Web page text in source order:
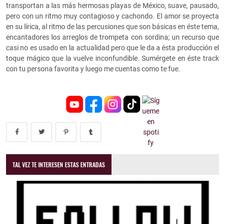
transportan a las más hermosas playas de México, suave, pausado,
pero con un ritmo muy contagioso y cachondo. El amor se proyecta
en su lírica, al ritmo de las percusiones que son básicas en éste tema,
encantadores los arreglos de trompeta con sordina; un recurso que
casi no es usado en la actualidad pero que le da a ésta producción el
toque mágico que la vuelve inconfundible. Sumérgete en éste track
con tu persona favorita y luego me cuentas como te fue.
TAL VEZ TE INTERESEN ESTAS ENTRADAS